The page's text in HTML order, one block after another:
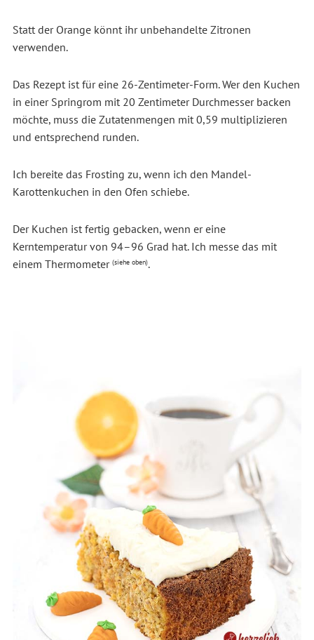
Statt der Orange könnt ihr unbehandelte Zitronen
verwenden.
Das Rezept ist für eine 26-Zentimeter-Form. Wer den Kuchen
in einer Springrom mit 20 Zentimeter Durchmesser backen
möchte, muss die Zutatenmengen mit 0,59 multiplizieren
und entsprechend runden.
Ich bereite das Frosting zu, wenn ich den Mandel-
Karottenkuchen in den Ofen schiebe.
Der Kuchen ist fertig gebacken, wenn er eine
Kerntemperatur von 94–96 Grad hat. Ich messe das mit
einem Thermometer (siehe oben).